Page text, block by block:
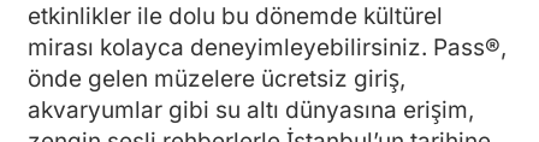
etkinlikler ile dolu bu dönemde kültürel
mirası kolayca deneyimleyebilirsiniz. Pass®,
önde gelen müzelere ücretsiz giriş,
akvaryumlar gibi su altı dünyasına erişim,